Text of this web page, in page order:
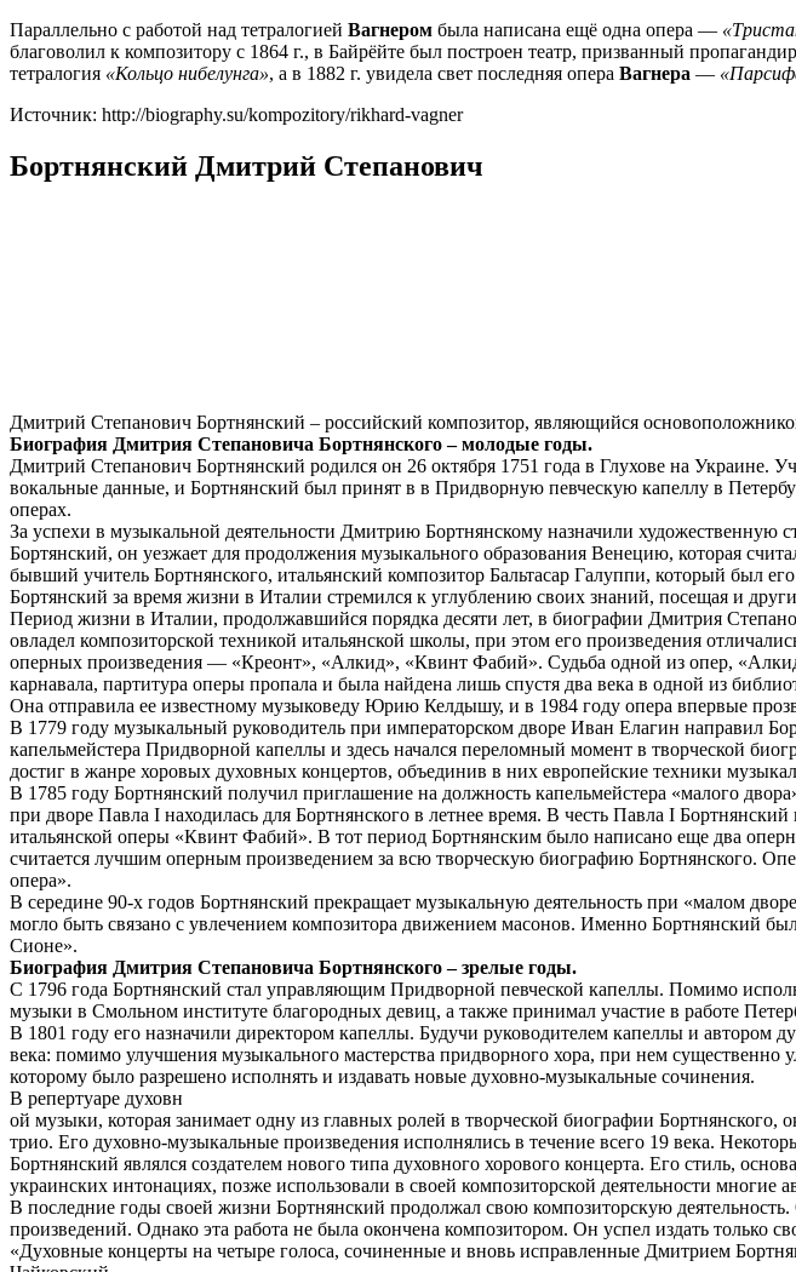
Параллельно с работой над тетралогией Вагнером была написана ещё одна опера —
благоволил к композитору с 1864 г., в Байрёйте был построен театр, призванный
тетралогия «Кольцо нибелунга», а в 1882 г. увидела свет последняя опера Вагнера —
Источник: http://biography.su/kompozitory/rikhard-vagner
Бортнянский Дмитрий Степанович
Дмитрий Степанович Бортнянский – российский композитор, являющийся
Биография Дмитрия Степановича Бортнянского – молодые годы.
Дмитрий Степанович Бортнянский родился он 26 октября 1751 года в Глухове на Украине.
вокальные данные, и Бортнянский был принят в в Придворную певческую капеллу в
операх.
За успехи в музыкальной деятельности Дмитрию Бортнянскому назначили художественную
Бортянский, он уезжает для продолжения музыкального образования Венецию, которая
бывший учитель Бортнянского, итальянский композитор Бальтасар Галуппи, который был
Бортянский за время жизни в Италии стремился к углублению своих знаний, посещая и
Период жизни в Италии, продолжавшийся порядка десяти лет, в биографии Дмитрия
овладел композиторской техникой итальянской школы, при этом его произведения
оперных произведения — «Креонт», «Алкид», «Квинт Фабий». Судьба одной из опер,
карнавала, партитура оперы пропала и была найдена лишь спустя два века в одной из
Она отправила ее известному музыковеду Юрию Келдышу, и в 1984 году опера впервые
В 1779 году музыкальный руководитель при императорском дворе Иван Елагин направил
капельмейстера Придворной капеллы и здесь начался переломный момент в творческой
достиг в жанре хоровых духовных концертов, объединив в них европейские техники
В 1785 году Бортнянский получил приглашение на должность капельмейстера «малого
при дворе Павла I находилась для Бортнянского в летнее время. В честь Павла I
итальянской оперы «Квинт Фабий». В тот период Бортнянским было написано еще два
считается лучшим оперным произведением за всю творческую биографию Бортнянского.
опера».
В середине 90-х годов Бортнянский прекращает музыкальную деятельность при «малом
могло быть связано с увлечением композитора движением масонов. Именно Бортнянский
Сионе».
Биография Дмитрия Степановича Бортнянского – зрелые годы.
С 1796 года Бортнянский стал управляющим Придворной певческой капеллы. Помимо
музыки в Смольном институте благородных девиц, а также принимал участие в работе
В 1801 году его назначили директором капеллы. Будучи руководителем капеллы и автором
века: помимо улучшения музыкального мастерства придворного хора, при нем
которому было разрешено исполнять и издавать новые духовно-музыкальные сочинения.
В репертуаре духовн
ой музыки, которая занимает одну из главных ролей в творческой биографии
трио. Его духовно-музыкальные произведения исполнялись в течение всего 19 века.
Бортнянский являлся создателем нового типа духовного хорового концерта. Его стиль,
украинских интонациях, позже использовали в своей композиторской деятельности
В последние годы своей жизни Бортнянский продолжал свою композиторскую
произведений. Однако эта работа не была окончена композитором. Он успел издать
«Духовные концерты на четыре голоса, сочиненные и вновь исправленные Дмитрием